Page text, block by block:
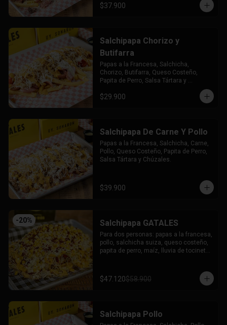
$37.900
Salchipapa Chorizo y
Butifarra
Papas a la Francesa, Salchicha,
Chorizo, Butifarra, Queso Costeño,
Papita de Perro, Salsa Tártara y
$29.900
Salchipapa De Carne Y Pollo
Papas a la Francesa, Salchicha, Carne,
Pollo, Queso Costeño, Papita de Perro,
Salsa Tártara y Chúzales.
$39.900
-20% Salchipapa GATALES
Para dos personas: papas a la francesa,
pollo, salchicha suiza, queso costeño,
papita de perro, maíz, lluvia de tocineta,
$47.120$58.900
Salchipapa Pollo